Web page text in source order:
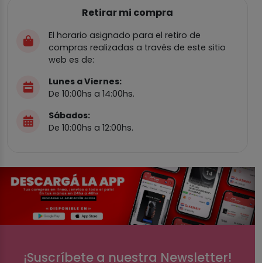
Retirar mi compra
El horario asignado para el retiro de
compras realizadas a través de este sitio
web es de:
Lunes a Viernes:
De 10:00hs a 14:00hs.
Sábados:
De 10:00hs a 12:00hs.
¡Suscríbete a nuestra Newsletter!